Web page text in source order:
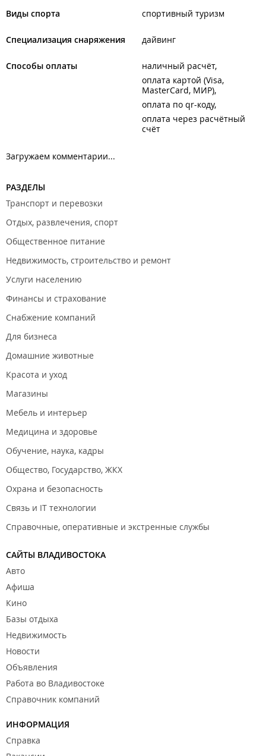
Виды спорта спортивный туризм
Специализация снаряжения дайвинг
Способы оплаты
наличный расчёт
оплата картой (Visa,
MasterCard, МИР)
оплата по qr-коду
оплата через расчётный
счёт
Загружаем комментарии...
РАЗДЕЛЫ
Транспорт и перевозки
Отдых, развлечения, спорт
Общественное питание
Недвижимость, строительство и ремонт
Услуги населению
Финансы и страхование
Снабжение компаний
Для бизнеса
Домашние животные
Красота и уход
Магазины
Мебель и интерьер
Медицина и здоровье
Обучение, наука, кадры
Общество, Государство, ЖКХ
Охрана и безопасность
Связь и IT технологии
Справочные, оперативные и экстренные службы
САЙТЫ ВЛАДИВОСТОКА
Авто
Афиша
Кино
Базы отдыха
Недвижимость
Новости
Объявления
Работа во Владивостоке
Справочник компаний
ИНФОРМАЦИЯ
Справка